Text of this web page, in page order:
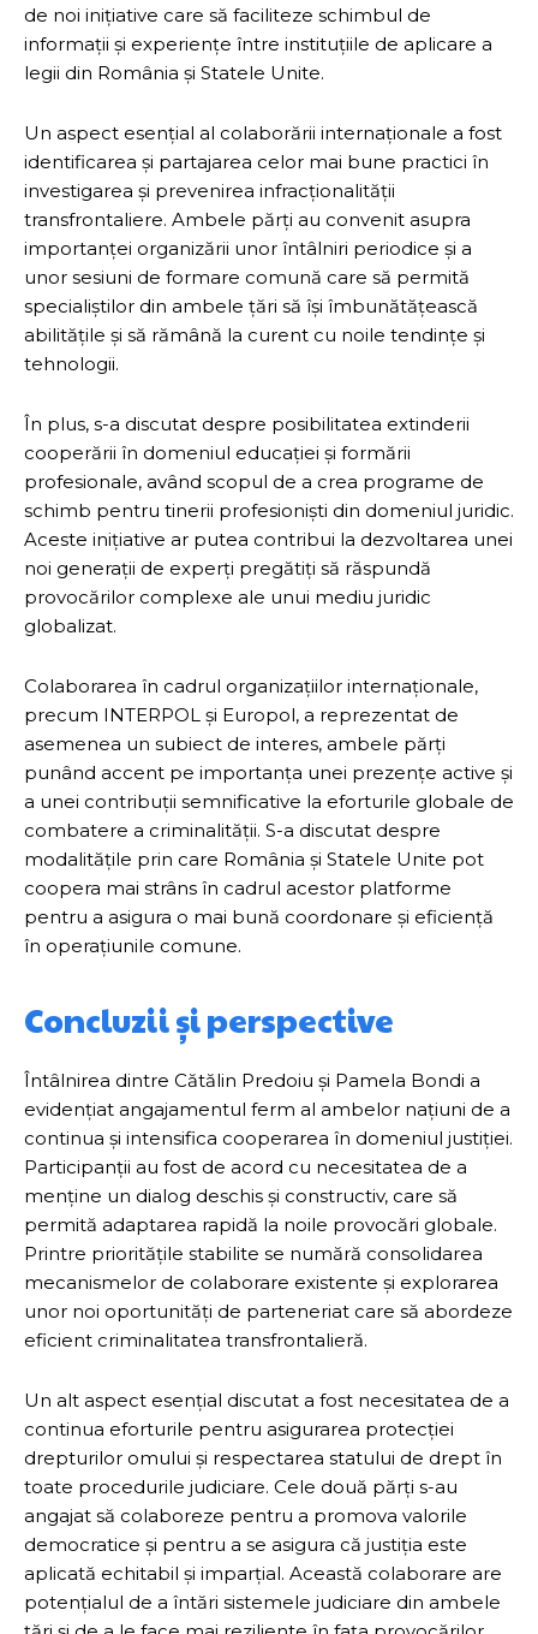
de noi inițiative care să faciliteze schimbul de
informații și experiențe între instituțiile de aplicare a
legii din România și Statele Unite.
Un aspect esențial al colaborării internaționale a fost
identificarea și partajarea celor mai bune practici în
investigarea și prevenirea infracționalității
transfrontaliere. Ambele părți au convenit asupra
importanței organizării unor întâlniri periodice și a
unor sesiuni de formare comună care să permită
specialiștilor din ambele țări să își îmbunătățească
abilitățile și să rămână la curent cu noile tendințe și
tehnologii.
În plus, s-a discutat despre posibilitatea extinderii
cooperării în domeniul educației și formării
profesionale, având scopul de a crea programe de
schimb pentru tinerii profesioniști din domeniul juridic.
Aceste inițiative ar putea contribui la dezvoltarea unei
noi generații de experți pregătiți să răspundă
provocărilor complexe ale unui mediu juridic
globalizat.
Colaborarea în cadrul organizațiilor internaționale,
precum INTERPOL și Europol, a reprezentat de
asemenea un subiect de interes, ambele părți
punând accent pe importanța unei prezențe active și
a unei contribuții semnificative la eforturile globale de
combatere a criminalității. S-a discutat despre
modalitățile prin care România și Statele Unite pot
coopera mai strâns în cadrul acestor platforme
pentru a asigura o mai bună coordonare și eficiență
în operațiunile comune.
Concluzii și perspective
Întâlnirea dintre Cătălin Predoiu și Pamela Bondi a
evidențiat angajamentul ferm al ambelor națiuni de a
continua și intensifica cooperarea în domeniul justiției.
Participanții au fost de acord cu necesitatea de a
menține un dialog deschis și constructiv, care să
permită adaptarea rapidă la noile provocări globale.
Printre prioritățile stabilite se numără consolidarea
mecanismelor de colaborare existente și explorarea
unor noi oportunități de parteneriat care să abordeze
eficient criminalitatea transfrontalieră.
Un alt aspect esențial discutat a fost necesitatea de a
continua eforturile pentru asigurarea protecției
drepturilor omului și respectarea statului de drept în
toate procedurile judiciare. Cele două părți s-au
angajat să colaboreze pentru a promova valorile
democratice și pentru a se asigura că justiția este
aplicată echitabil și imparțial. Această colaborare are
potențialul de a întări sistemele judiciare din ambele